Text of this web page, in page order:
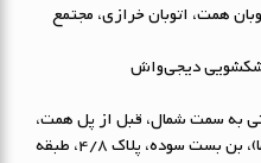
همت، اتوبان خرازی، مجتمع
به سمت شمال، قبل از پل همت،
خیابان قموشی، بلوار عربشاهی(هما)، بن بست سوده، پلاک ۴/۸، طبقه